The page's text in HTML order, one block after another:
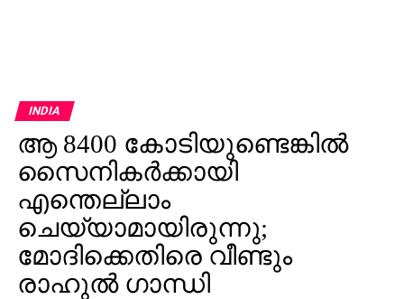
INDIA
ആ 8400 കോടിയുണ്ടെങ്കില്‍
സൈനികര്‍ക്കായി
എന്തെല്ലാം
ചെയ്യാമായിരുന്നു;
മോദിക്കെതിരെ വീണ്ടും
രാഹുല്‍ ഗാന്ധി